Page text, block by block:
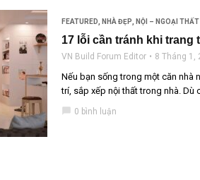
FEATURED NHÀ ĐẸP NỘI – NGOẠI THẤT
17 lỗi cần tránh khi trang
VN Build Forum Editor 8 Tháng 1,
Nếu bạn sống trong một căn nhà
trí, sắp xếp nội thất trong nhà. Dù
0 bình luận